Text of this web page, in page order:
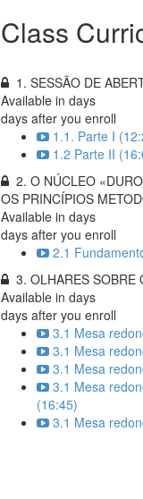
Class
1. SESSÃO DE
Available in days
days after you enroll
1.1. Parte I
1.2 Parte II
2. O NÚCLEO
OS PRINCÍPIOS
Available in days
days after you enroll
2.1
3. OLHARES SOBRE
Available in days
days after you enroll
3.1 Mesa
3.1 Mesa
3.1 Mesa
3.1 Mesa
(16:45)
3.1 Mesa